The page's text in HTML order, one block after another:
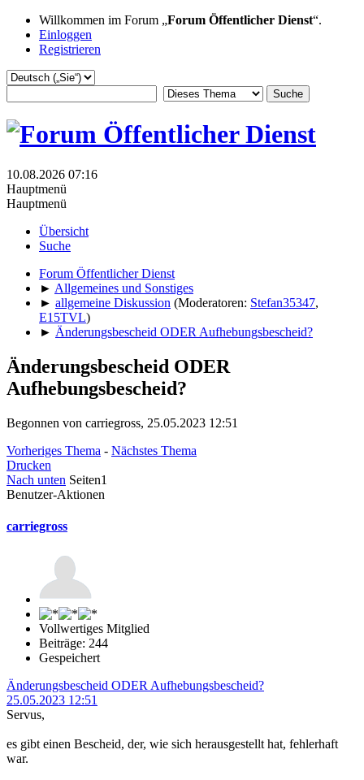
Willkommen im Forum „Forum Öffentlicher Dienst“.
Einloggen
Registrieren
10.08.2026 07:16
Hauptmenü
Hauptmenü
Übersicht
Suche
Forum Öffentlicher Dienst
► Allgemeines und Sonstiges
► allgemeine Diskussion (Moderatoren: Stefan35347,
E15TVL)
► Änderungsbescheid ODER Aufhebungsbescheid?
Änderungsbescheid ODER
Aufhebungsbescheid?
Begonnen von carriegross, 25.05.2023 12:51
Vorheriges Thema - Nächstes Thema
Drucken
Nach unten Seiten1
Benutzer-Aktionen
carriegross
Vollwertiges Mitglied
Beiträge: 244
Gespeichert
Änderungsbescheid ODER Aufhebungsbescheid?
25.05.2023 12:51
Servus,
es gibt einen Bescheid, der, wie sich herausgestellt hat, fehlerhaft
war.